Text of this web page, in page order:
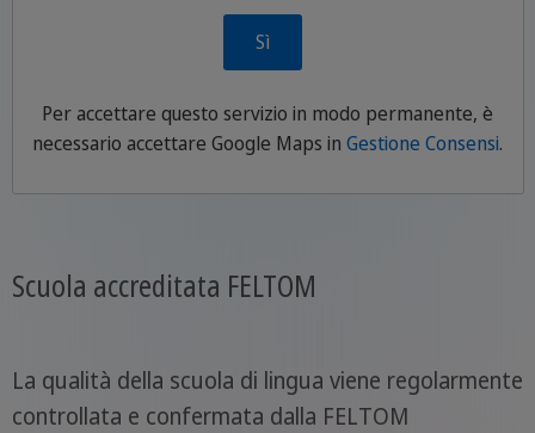
Sì
Per accettare questo servizio in modo permanente, è
necessario accettare Google Maps in Gestione Consensi.
Scuola accreditata FELTOM
La qualità della scuola di lingua viene regolarmente
controllata e confermata dalla FELTOM